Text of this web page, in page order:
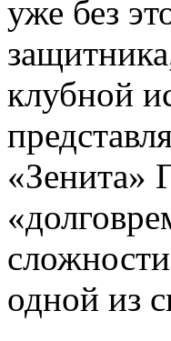
уже без
клубной
«Зенита»
одной из